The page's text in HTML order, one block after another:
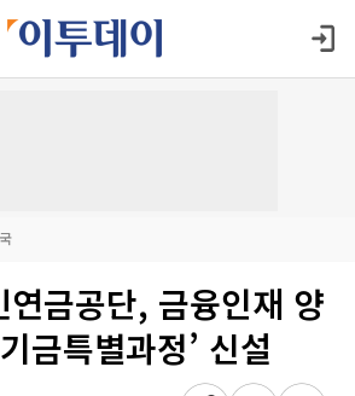
연금공단, 금융인재 양
금특별과정’ 신설